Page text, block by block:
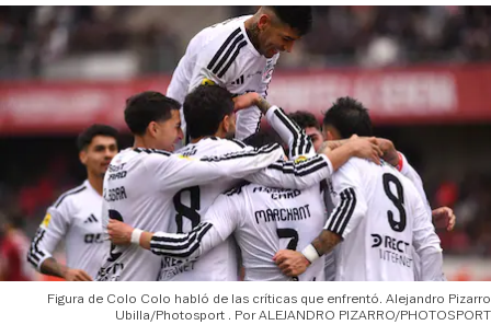
Figura de Colo Colo habló de las críticas que enfrentó. Alejandro Pizarro
Ubilla/Photosport
ALEJANDRO PIZARRO/PHOTOSPORT